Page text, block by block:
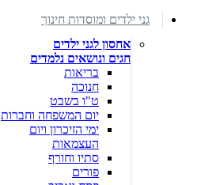
גני ילדים ומוסדות חינוך
אחסון לגני ילדים
חגים ונושאים נלמדים
בריאות
חנוכה
ט"ו בשבט
יום המשפחה וחברות
ימי הזיכרון ויום
העצמאות
סתיו וחורף
פורים